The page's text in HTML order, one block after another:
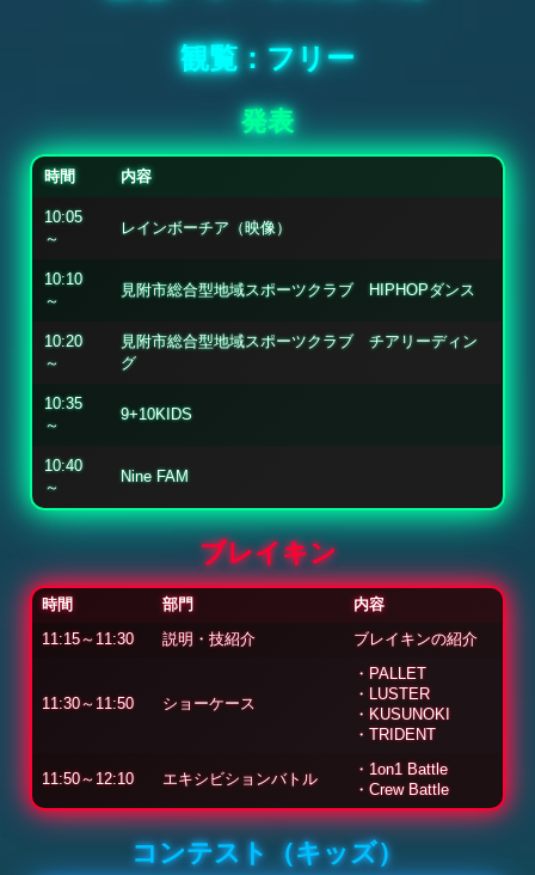
観覧：フリー
発表
時間 内容
10:05
～
レインボーチア（映像）
10:10
～
見附市総合型地域スポーツクラブ HIPHOPダンス
10:20
～
見附市総合型地域スポーツクラブ チアリーディン
グ
10:35
～
9+10KIDS
10:40
～
Nine FAM
ブレイキン
時間 部門 内容
11:15～11:30 説明・技紹介 ブレイキンの紹介
11:30～11:50 ショーケース
・PALLET
・LUSTER
・KUSUNOKI
・TRIDENT
11:50～12:10 エキシビションバトル
・1on1 Battle
・Crew Battle
コンテスト（キッズ）